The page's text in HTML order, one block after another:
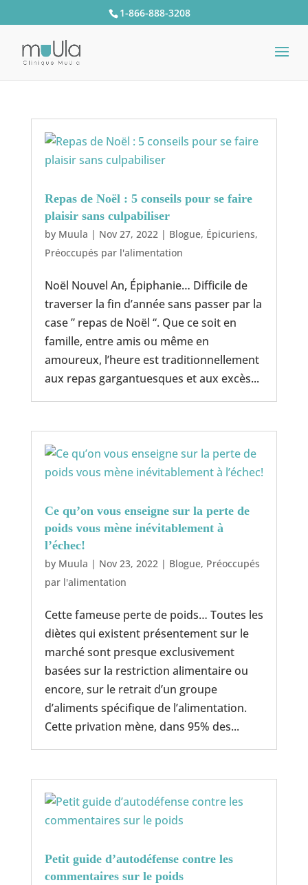
1-866-888-3208
Repas de Noël : 5 conseils pour se faire
plaisir sans culpabiliser
by Muula | Nov 27, 2022| Blogue, Épicuriens,
Préoccupés par l'alimentation
Noël Nouvel An, Épiphanie… Difficile de
traverser la fin d’année sans passer par la
case ” repas de Noël “. Que ce soit en
famille, entre amis ou même en
amoureux, l’heure est traditionnellement
aux repas gargantuesques et aux excès...
Ce qu’on vous enseigne sur la perte de
poids vous mène inévitablement à
l’échec!
by Muula | Nov 23, 2022| Blogue, Préoccupés
par l'alimentation
Cette fameuse perte de poids… Toutes les
diètes qui existent présentement sur le
marché sont presque exclusivement
basées sur la restriction alimentaire ou
encore, sur le retrait d’un groupe
d’aliments spécifique de l’alimentation.
Cette privation mène, dans 95% des...
Petit guide d’autodéfense contre les
commentaires sur le poids